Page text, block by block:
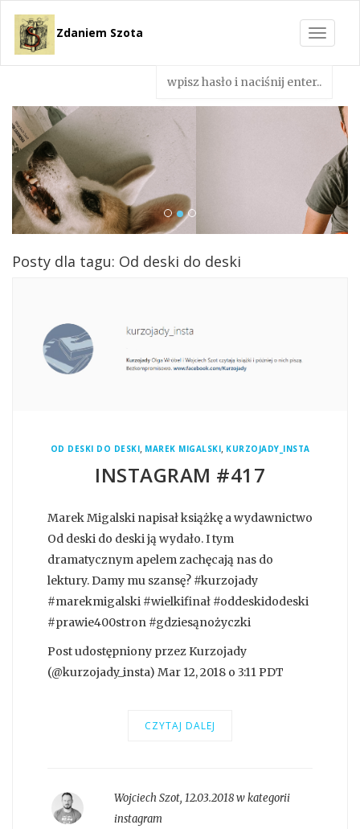
Toggle
Zdaniem Szota
Posty dla tagu: Od deski do deski
OD DESKI DO DESKI, MAREK MIGALSKI, KURZOJADY_INSTA
INSTAGRAM #417
Marek Migalski napisał książkę a wydawnictwo
Od deski do deski ją wydało. I tym
dramatycznym apelem zachęcają nas do
lektury. Damy mu szansę? #kurzojady
#marekmigalski #wielkifinał #oddeskidodeski
#prawie400stron #gdziesąnożyczki
Post udostępniony przez Kurzojady
(@kurzojady_insta) Mar 12, 2018 o 3:11 PDT
CZYTAJ DALEJ
Wojciech Szot, 12.03.2018 w kategorii
instagram